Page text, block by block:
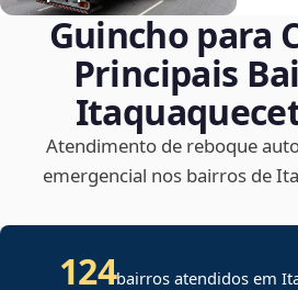
Guincho para
Principais
Atendimento de reboque
emergencial nos bairros de
124bairros atendidos em